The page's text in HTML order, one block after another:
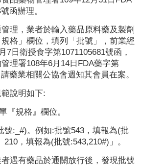
函辦理。
理，業者於輸入藥品原料藥及製劑
格」欄位，填列「批號」，前業經
7日衛授食字第1071105681號函，
理署108年6月14日FDA藥字第
藥業相關公協會週知其會員在案。
說明如下:
『規格』欄位。
號:_#)。例如:批號543，填報為(批
，填報為(批號:543,210#)」。
遇有藥品於通關放行後，發現批號